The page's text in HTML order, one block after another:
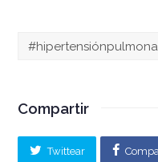
Compartir
Twittear